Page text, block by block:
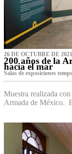
26 DE OCTUBRE DE
200 años de la
hacia el mar
Salas de exposiciones
Muestra realizada
Armada de México.